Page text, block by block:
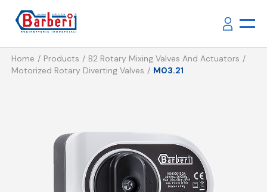
Home Products
B2 Rotary Mixing Valves And Actuators
Motorized Rotary Diverting Valves
M03.21